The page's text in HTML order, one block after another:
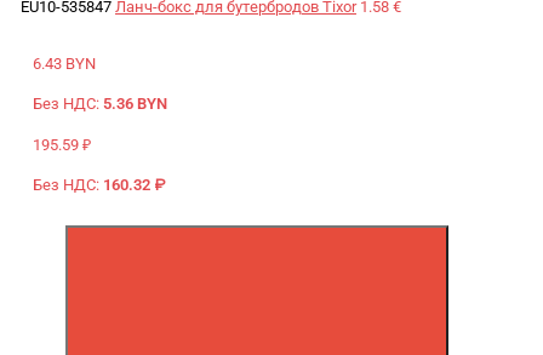
EU10-535847 Ланч-бокс для бутербродов Tixor 1.58 €
6.43 BYN
Без НДС: 5.36 BYN
195.59 ₽
Без НДС: 160.32 ₽